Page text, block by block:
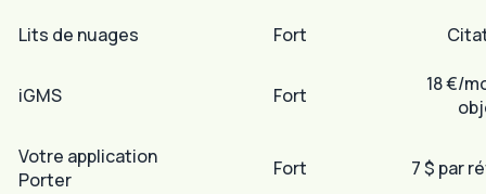
Lits de nuages Fort
iGMS Fort
18 €/
Votre application
Porter
Fort 7 $ par